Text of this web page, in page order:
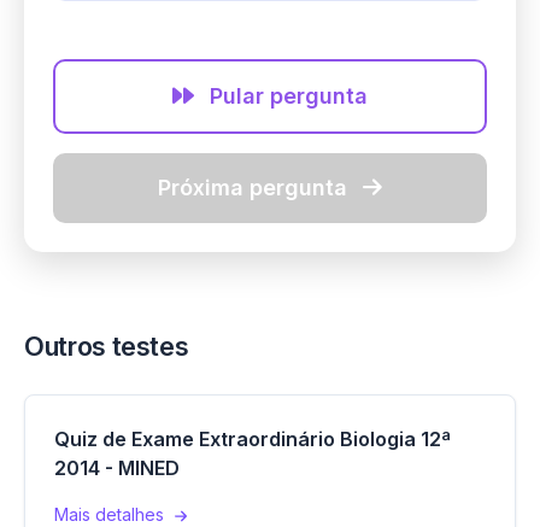
Pular pergunta
Próxima pergunta
Outros testes
Quiz de Exame Extraordinário Biologia 12ª
2014 - MINED
Mais detalhes